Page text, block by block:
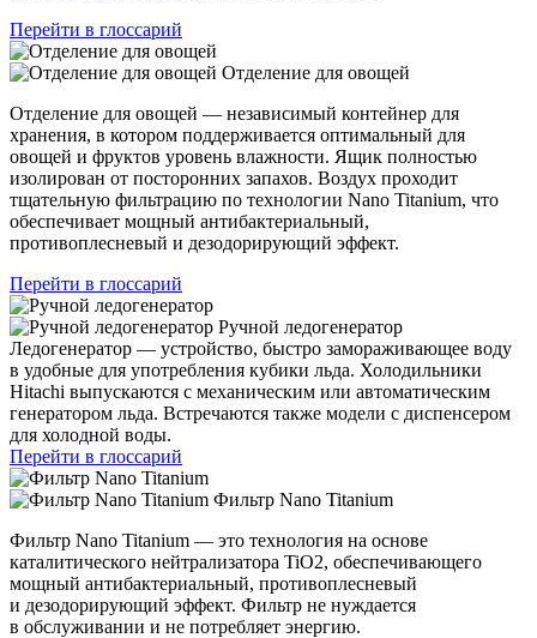
Перейти в глоссарий
Отделение для овощей
Отделение для овощей — независимый контейнер для
хранения, в котором поддерживается оптимальный для
овощей и фруктов уровень влажности. Ящик полностью
изолирован от посторонних запахов. Воздух проходит
тщательную фильтрацию по технологии Nano Titanium, что
обеспечивает мощный антибактериальный,
противоплесневый и дезодорирующий эффект.
Перейти в глоссарий
Ручной ледогенератор
Ледогенератор — устройство, быстро замораживающее воду
в удобные для употребления кубики льда. Холодильники
Hitachi выпускаются с механическим или автоматическим
генератором льда. Встречаются также модели с диспенсером
для холодной воды.
Перейти в глоссарий
Фильтр Nano Titanium
Фильтр Nano Titanium — это технология на основе
каталитического нейтрализатора TiO2, обеспечивающего
мощный антибактериальный, противоплесневый
и дезодорирующий эффект. Фильтр не нуждается
в обслуживании и не потребляет энергию.